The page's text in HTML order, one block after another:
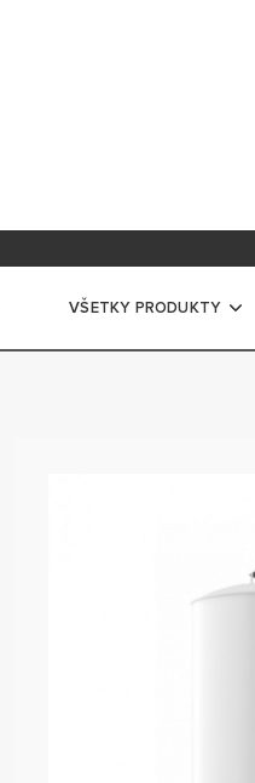
pre profesionálov
VŠETKY PRODUKTY